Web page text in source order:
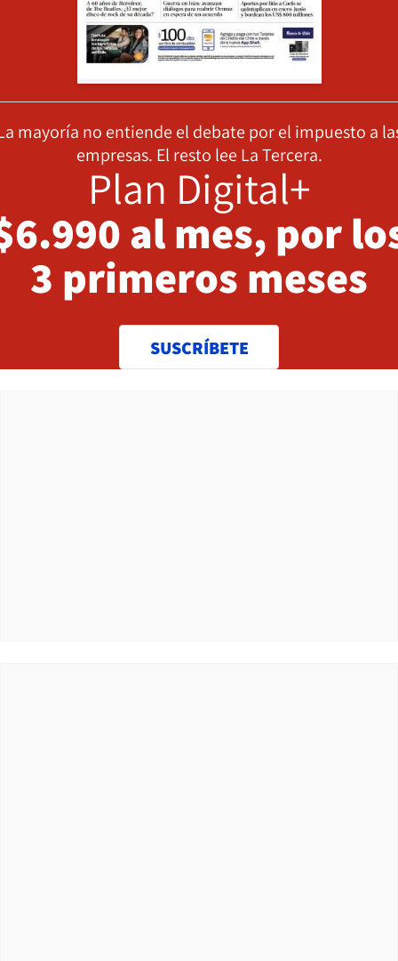
mayoría no entiende el debate por el impuesto a
empresas. El resto lee La Tercera.
Plan Digital+
al mes, por
3 primeros meses
SUSCRÍBETE